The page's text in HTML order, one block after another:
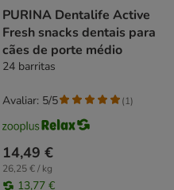
PURINA Dentalife Active
Fresh snacks dentais para
cães de porte médio
24 barritas
14,49 €
26,25 € / kg
13,77 €
Avaliar: 5/5 (1)